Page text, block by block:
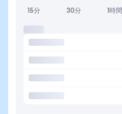
15分 30分 1時間